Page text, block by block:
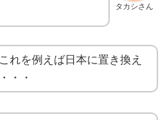
タカシさん
れを例えば日本に置き換え
・・